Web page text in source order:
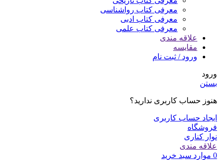
معرفی کتاب رواشناسی
معرفی کتاب ادبی
معرفی کتاب علمی
علاقه مندی
مقایسه
ورود / ثبت نام
ورود
بستن
هنوز حساب کاربری ندارید؟
ایجاد حساب کاربری
فروشگاه
نوار کناری
علاقه مندی
0 موارد سبد خرید